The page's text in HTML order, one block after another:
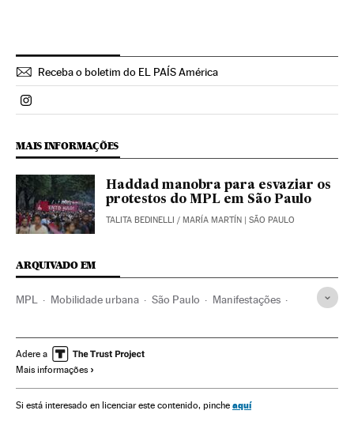
Receba o boletim do EL PAÍS América
Politica El País Brasil en Instagram
MAIS INFORMAÇÕES
Haddad manobra para esvaziar os
protestos do MPL em São Paulo
TALITA BEDINELLI / MARÍA MARTÍN | SÃO PAULO
ARQUIVADO EM
MPL Mobilidade urbana São Paulo Manifestações
Desenvolvimento sustentável
Meio ambiente
Brasil Protestos sociais Ônibus urbanos
Adere a
Mais informações
Si está interesado en licenciar este contenido, pinche aquí